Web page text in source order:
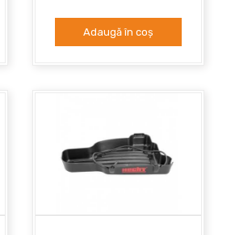
Adaugă în coș